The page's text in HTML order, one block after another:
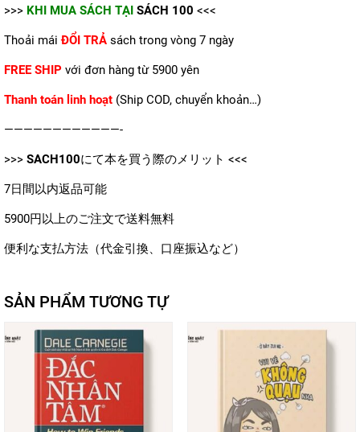
>>> KHI MUA SÁCH TẠI SÁCH 100 <<<
Thoải máiĐỔI TRẢ sách trong vòng 7 ngày
FREE SHIP với đơn hàng từ 5900 yên
Thanh toán linh hoạt (Ship COD, chuyển khoản…)
————————————-
>>> SACH100にて本を買う際のメリット <<<
7日間以内返品可能
5900円以上のご注文で送料無料
便利な支払方法（代金引換、口座振込など）
SẢN PHẨM TƯƠNG TỰ